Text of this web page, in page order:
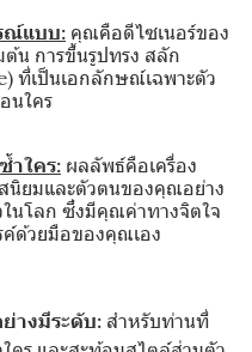
ณ์แบบ: คุณคือดีไซเนอร์ของ
ต้น การขึ้นรูปทรง สลัก
ที่เป็นเอกลักษณ์เฉพาะตัว
นใคร
ำใคร: ผลลัพธ์คือเครื่อง
นิยมและตัวตนของคุณอย่าง
ในโลก ซึ่งมีคุณค่าทางจิตใจ
ค์ด้วยมือของคุณเอง
างมีระดับ: สำหรับท่านที่